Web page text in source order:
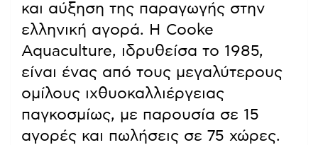
και αύξηση της παραγωγής στην
ελληνική αγορά. Η Cooke
Aquaculture, ιδρυθείσα το 1985,
είναι ένας από τους μεγαλύτερους
ομίλους ιχθυοκαλλιέργειας
παγκοσμίως, με παρουσία σε 15
αγορές και πωλήσεις σε 75 χώρες.